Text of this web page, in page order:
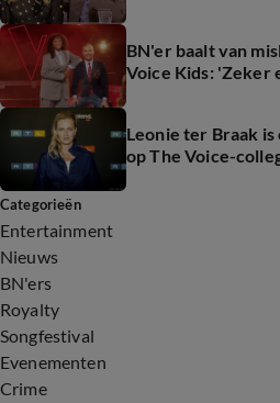
BN'er baalt van
Voice Kids: 'Zeker
Leonie ter Braak
op The Voice-
Categorieën
Entertainment
Nieuws
BN'ers
Royalty
Songfestival
Evenementen
Crime